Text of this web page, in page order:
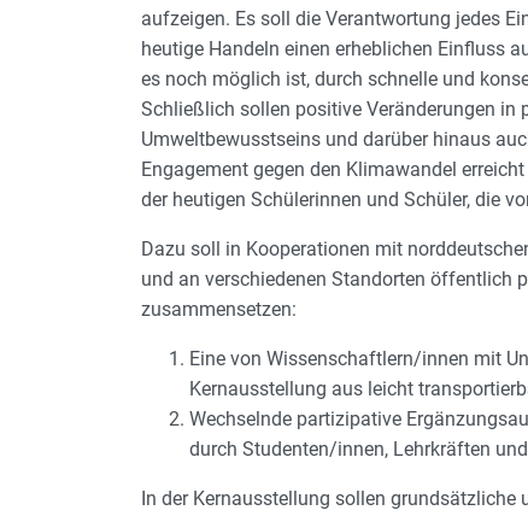
aufzeigen. Es soll die Verantwortung jedes
heutige Handeln einen erheblichen Einfluss
es noch möglich ist, durch schnelle und
Schließlich sollen positive Veränderungen in
Umweltbewusstseins und darüber hinaus
Engagement gegen den Klimawandel
der heutigen Schülerinnen und Schüler, die
Dazu soll in Kooperationen mit
und an verschiedenen Standorten öffentlich
zusammensetzen:
Eine von Wissenschaftlern/innen mit
Kernausstellung aus leicht
Wechselnde partizipative
durch Studenten/innen, Lehrkräften
In der Kernausstellung sollen